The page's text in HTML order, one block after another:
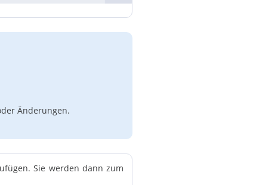
Änderungen.
Sie werden dann zum